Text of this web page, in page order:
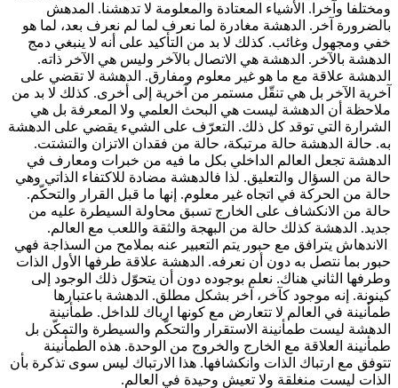
ومختلفا وآخرا. الأشياء المعتادة والمعلومة لا تدهشنا. المدهش
بالضرورة آخر. الدهشة مغادرة لما نعرف لما لم نعرف بعد، لما هو
خفي ومجهول وغائب. كذلك لا بد من التأكيد على أنه لا ينبغي دمج
الدهشة بالآخر. الدهشة هي الاتصال بالآخر وليس هي الآخر ذاته.
الدهشة علاقة مع ما هو غير معلوم ومفارق. الدهشة لا تقضي على
آخرية الآخر بل هي تنقّل مستمر من آخرية إلى أخرى. كذلك لا بد من
ملاحظة أن الدهشة ليست هي البحث العلمي ولا المعرفة بل هي
الشرارة التي توقد كل ذلك. التعرّف على الشيء يقضي على الدهشة
به. حالة الدهشة حالة مرتبكة، حالة من فقدان الاتزان والتشتت.
الدهشة تجعل العالم الداخلي بكل ما فيه من خبرات ومعارف في
حالة من السؤال والتعليق. لذا فالدهشة مضادة للاكتفاء الذاتي وهي
حالة من الحركة في اتجاه غير معلوم. إنها ما قبل القرار والتحكّم.
حالة من الانكشاف على الخارج تسبق محاولة السيطرة عليه من
جديد. الدهشة كذلك حالة من البهجة والثقة واللعب مع العالم.
الاندهاش يترافق مع حبور يتم التعبير عنه بملامح من السذاجة فهي
حبور بما نتصل به دون أن نعرفه. الدهشة علاقة طرفها الأول الذات
وطرفها الثاني هناك. نعلم بوجوده دون أن يتحوّل ذلك الوجود إلى
كينونة. إنه موجود كآخر، آخر بشكل مطلق. الدهشة باعتبارها
طمأنينة في العالم لا تتعارض مع كونها ارباك للداخل. طمأنينة
الدهشة ليست طمأنينة الاستقرار والتحكّم والسيطرة والتمكّن بل
طمأنينة العلاقة مع الخارج والخروج من الوحدة. هذه الطمأنينة
تتوفق مع ارتباك الذات وانكشافها. هذا الارتباك ليس سوى تذكرة بأن
الذات ليست منغلقة ولا تعيش وحيدة في العالم.